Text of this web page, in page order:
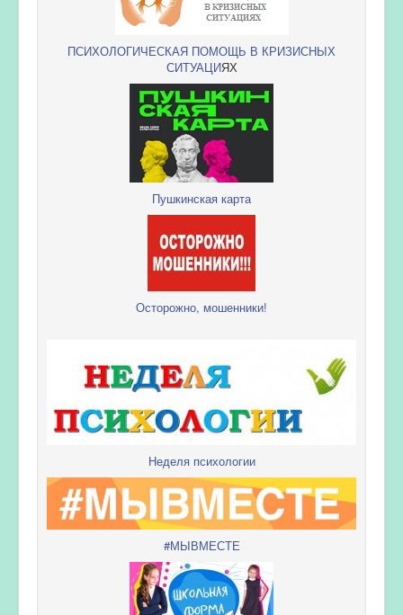
ПСИХОЛОГИЧЕСКАЯ ПОМОЩЬ В КРИЗИСНЫХ
СИТУАЦИЯХ
Пушкинская карта
Осторожно, мошенники!
Неделя психологии
#МЫВМЕСТЕ